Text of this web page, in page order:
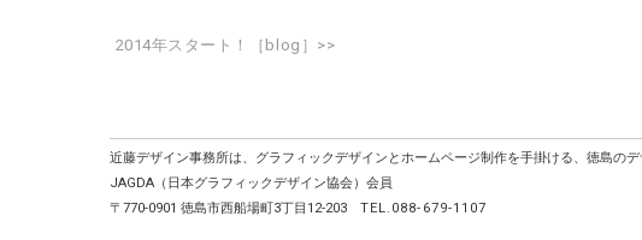
2014年スタート！［blog］>>
近藤デザイン事務所は、グラフィックデザインとホームページ制作を手掛ける、徳島のデ
JAGDA（日本グラフィックデザイン協会）会員
〒770-0901 徳島市西船場町3丁目12-203 TEL.088-679-1107